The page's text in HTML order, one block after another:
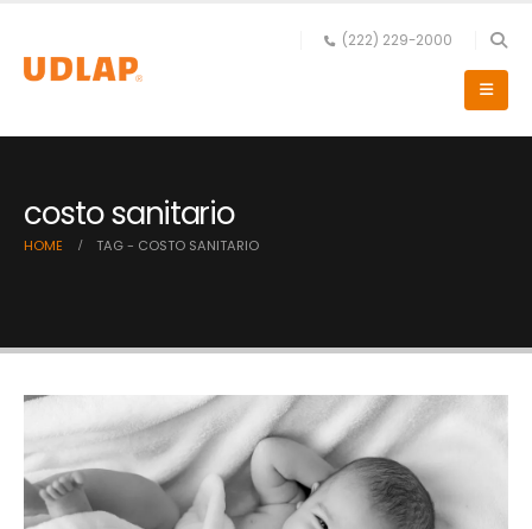
(222) 229-2000
costo sanitario
HOME TAG - COSTO SANITARIO